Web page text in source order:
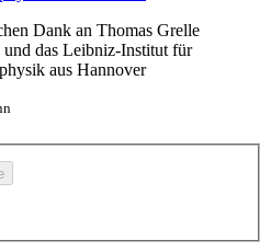
Dank an Thomas Grelle
das Leibniz-Institut für
aus Hannover